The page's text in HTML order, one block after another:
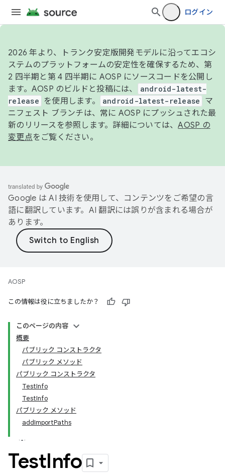
ログイン
2026 年より、トランク安定版開発モデルに沿ってエコシ
ステムのプラットフォームの安定性を確保するため、第
2 四半期と第 4 四半期に AOSP にソースコードを公開し
ます。AOSP のビルドと投稿には、
android-latest-
release
を使用します。 android-latest-release
マ
ニフェスト ブランチは、常に AOSP にプッシュされた最
新のリリースを参照します。詳細については、AOSP の
変更点をご覧ください。
Google は AI 技術を使用して、コンテンツをご希望の言
語に翻訳しています。AI 翻訳には誤りが含まれる場合が
あります。
AOSP
この情報は役に立ちましたか？
このページの内容
概要
パブリック コンストラクタ
パブリック メソッド
パブリック コンストラクタ
TestInfo
TestInfo
パブリック メソッド
addImportPaths
TestInfo